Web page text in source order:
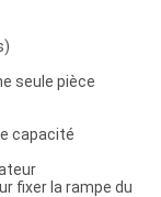
seule pièce
capacité
fixer la rampe du